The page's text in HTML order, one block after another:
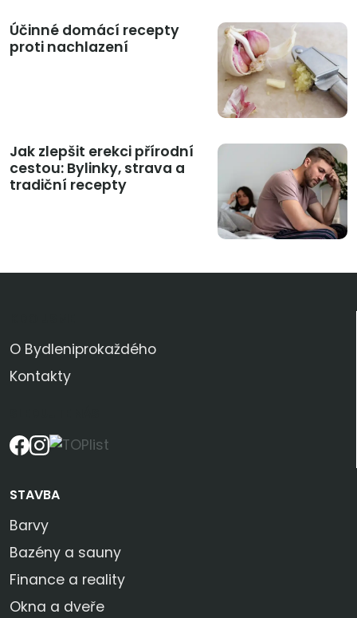
Účinné domácí recepty
proti nachlazení
Jak zlepšit erekci přírodní
cestou: Bylinky, strava a
tradiční recepty
O Bydleniprokaždého
Kontakty
STAVBA
Barvy
Bazény a sauny
Finance a reality
Okna a dveře